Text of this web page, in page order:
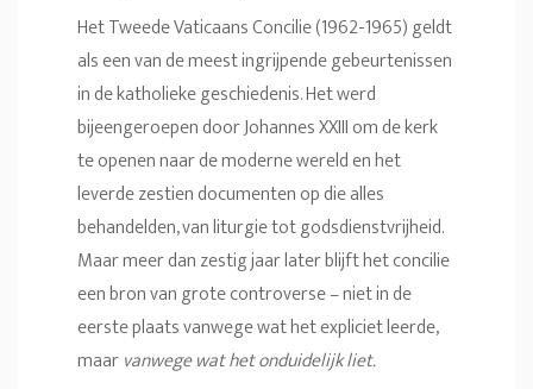
Het Tweede Vaticaans Concilie (1962-1965) geldt
als een van de meest ingrijpende gebeurtenissen
in de katholieke geschiedenis. Het werd
bijeengeroepen door Johannes XXIII om de kerk
te openen naar de moderne wereld en het
leverde zestien documenten op die alles
behandelden, van liturgie tot godsdienstvrijheid.
Maar meer dan zestig jaar later blijft het concilie
een bron van grote controverse – niet in de
eerste plaats vanwege wat het expliciet leerde,
maarvanwege wat het onduidelijk liet.